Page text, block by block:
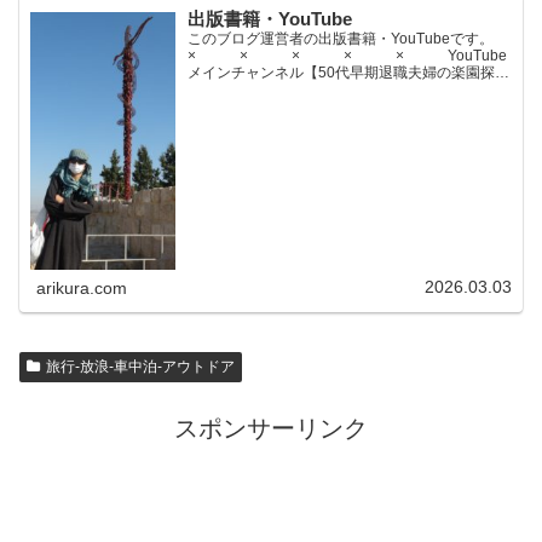
出版書籍・YouTube
このブログ運営者の出版書籍・YouTubeです。
× × × × × YouTube
メインチャンネル【50代早期退職夫婦の楽園探求
arikura.com 2026.03.03
旅行-放浪-車中泊-アウトドア
スポンサーリンク